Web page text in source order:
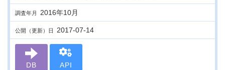
調査年月 2016年10月
公開（更新）日 2017-07-14
DB API